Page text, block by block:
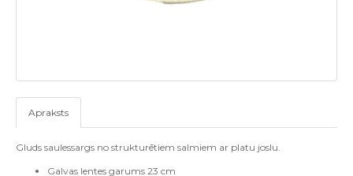
Apraksts
Gluds saulessargs no strukturētiem salmiem ar platu joslu.
Galvas lentes garums 23 cm